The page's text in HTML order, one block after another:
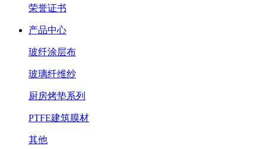
荣誉证书
产品中心
玻纤涂层布
玻璃纤维纱
厨房烤垫系列
PTFE建筑膜材
其他